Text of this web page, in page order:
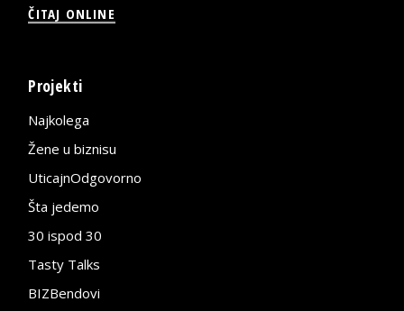
ČITAJ ONLINE
Projekti
Najkolega
Žene u biznisu
UticajnOdgovorno
Šta jedemo
30 ispod 30
Tasty Talks
BIZBendovi